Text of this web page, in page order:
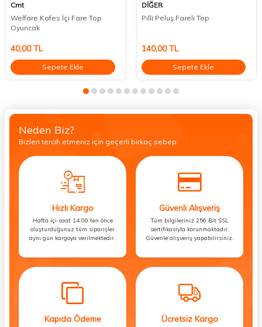
Cmt
Welfare Kafes İçi Fare Top
Oyuncak
40,00TL
Sepete Ekle
DİĞER
Pilli Peluş Fareli Top
140,00TL
Sepete Ekle
Neden Biz?
Bizleri tercih etmeniz için geçerli birkaç sebep.
Hızlı Kargo
Hafta içi saat 14:00’ten önce
oluşturduğunuz tüm siparişler
aynı gün kargoya verilmektedir.
Güvenli Alışveriş
Tüm bilgileriniz 256 Bit SSL
sertifikasıyla korunmaktadır.
Güvenle alışveriş yapabilirsiniz.
Kapıda Ödeme Ücretsiz Kargo